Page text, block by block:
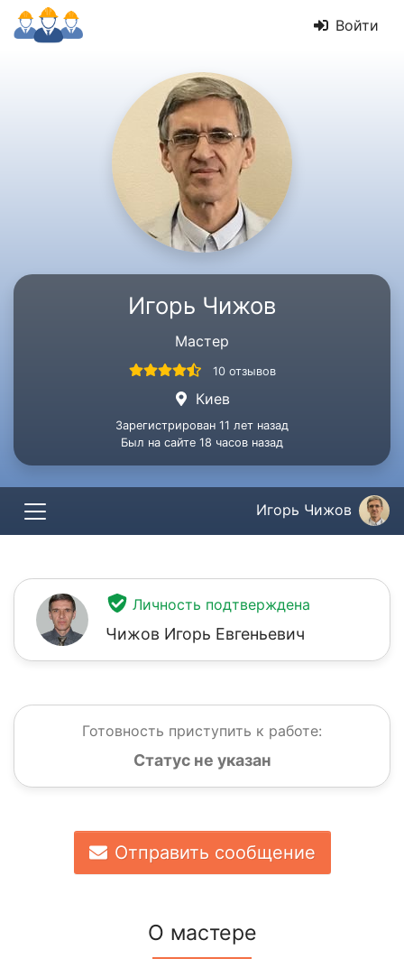
Войти
Игорь Чижов
Мастер
10 отзывов
Киев
Зарегистрирован 11 лет назад
Был на сайте 18 часов назад
Игорь Чижов
Личность подтверждена
Чижов Игорь Евгеньевич
Готовность приступить к работе:
Статус не указан
Отправить сообщение
О мастере